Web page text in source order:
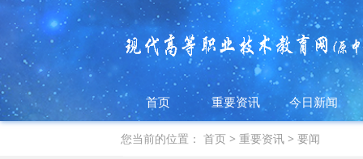
首页 重要资讯 今日新闻
您当前的位置：首页 >重要资讯 >要闻